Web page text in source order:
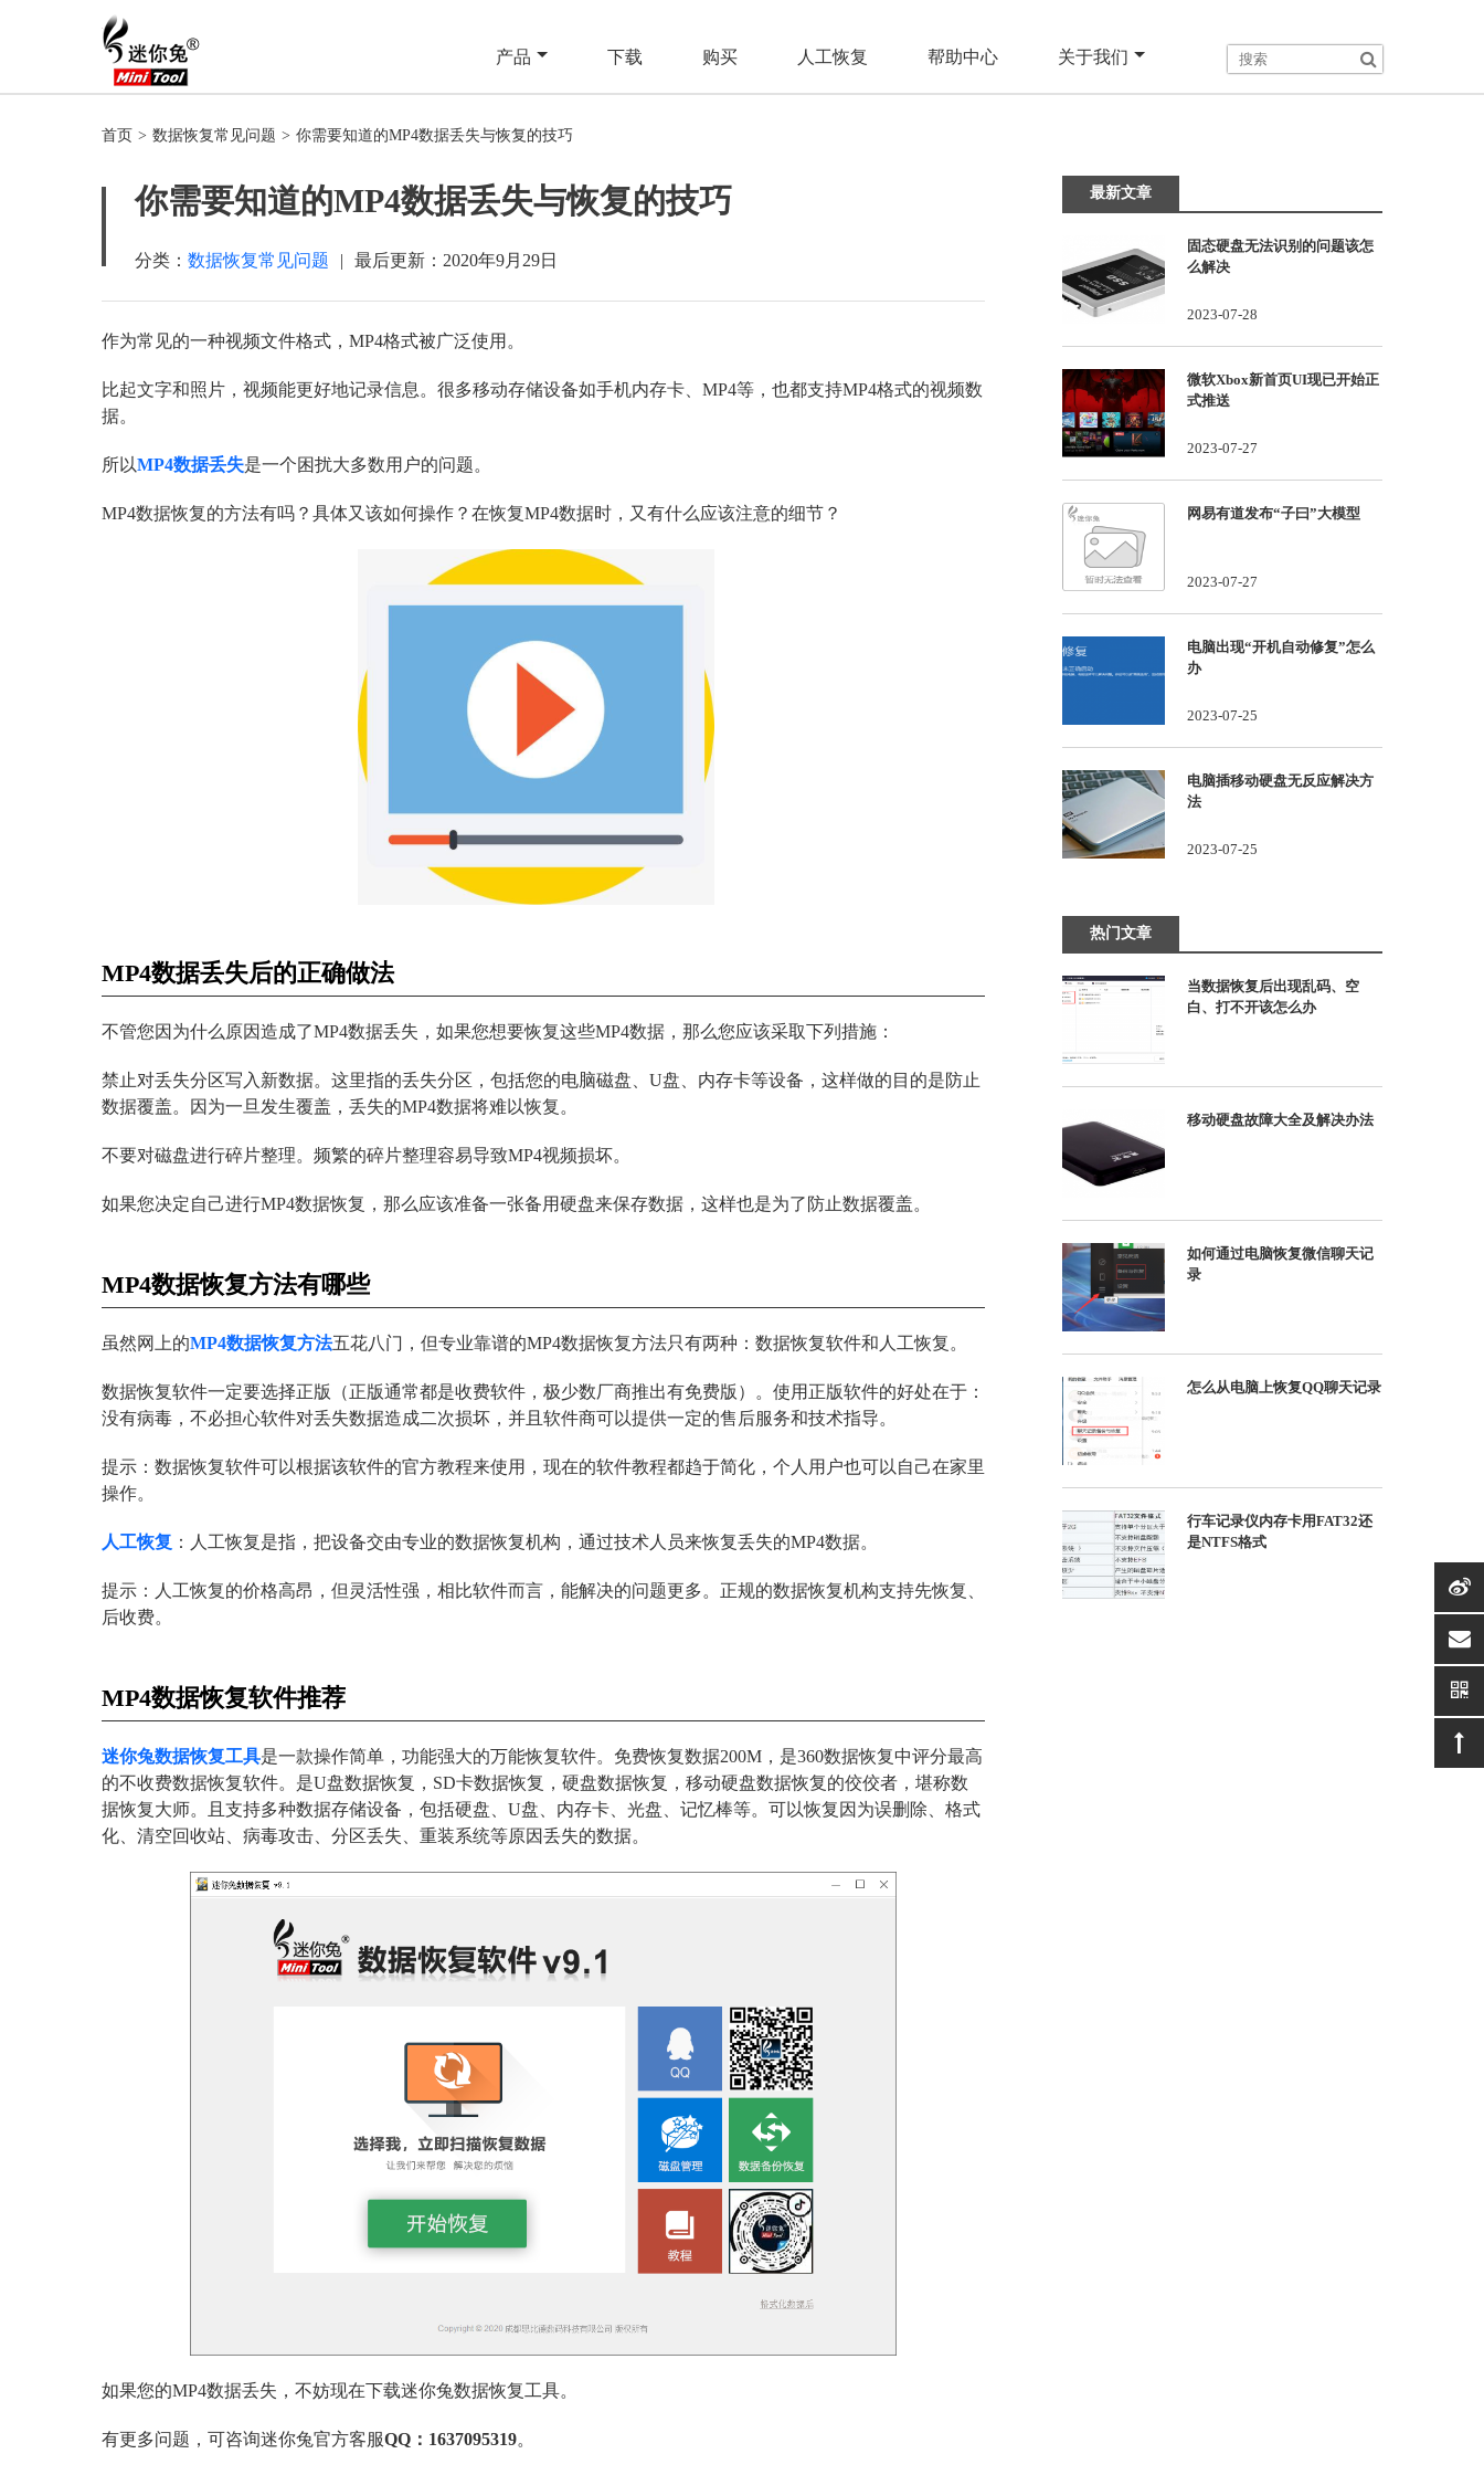
产品 下载 购买 人工恢复 帮助中心 关于我们
首页 > 数据恢复常见问题 > 你需要知道的MP4数据丢失与恢复的技巧
你需要知道的MP4数据丢失与恢复的技巧
分类： 数据恢复常见问题 | 最后更新： 2020年9月29日
作为常见的一种视频文件格式，MP4格式被广泛使用。
比起文字和照片，视频能更好地记录信息。很多移动存储设备如手机内存卡、MP4等，也都支持MP4格式的视频数
据。
所以MP4数据丢失是一个困扰大多数用户的问题。
MP4数据恢复的方法有吗？具体又该如何操作？在恢复MP4数据时，又有什么应该注意的细节？
MP4数据丢失后的正确做法
不管您因为什么原因造成了MP4数据丢失，如果您想要恢复这些MP4数据，那么您应该采取下列措施：
禁止对丢失分区写入新数据。这里指的丢失分区，包括您的电脑磁盘、U盘、内存卡等设备，这样做的目的是防止
数据覆盖。因为一旦发生覆盖，丢失的MP4数据将难以恢复。
不要对磁盘进行碎片整理。频繁的碎片整理容易导致MP4视频损坏。
如果您决定自己进行MP4数据恢复，那么应该准备一张备用硬盘来保存数据，这样也是为了防止数据覆盖。
MP4数据恢复方法有哪些
虽然网上的MP4数据恢复方法五花八门，但专业靠谱的MP4数据恢复方法只有两种：数据恢复软件和人工恢复。
数据恢复软件一定要选择正版（正版通常都是收费软件，极少数厂商推出有免费版）。使用正版软件的好处在于：
没有病毒，不必担心软件对丢失数据造成二次损坏，并且软件商可以提供一定的售后服务和技术指导。
提示：数据恢复软件可以根据该软件的官方教程来使用，现在的软件教程都趋于简化，个人用户也可以自己在家里
操作。
人工恢复 ：人工恢复是指，把设备交由专业的数据恢复机构，通过技术人员来恢复丢失的MP4数据。
提示：人工恢复的价格高昂，但灵活性强，相比软件而言，能解决的问题更多。正规的数据恢复机构支持先恢复、
后收费。
MP4数据恢复软件推荐
迷你兔数据恢复工具是一款操作简单，功能强大的万能恢复软件。免费恢复数据200M，是360数据恢复中评分最高
的不收费数据恢复软件。是U盘数据恢复，SD卡数据恢复，硬盘数据恢复，移动硬盘数据恢复的佼佼者，堪称数
据恢复大师。且支持多种数据存储设备，包括硬盘、U盘、内存卡、光盘、记忆棒等。可以恢复因为误删除、格式
化、清空回收站、病毒攻击、分区丢失、重装系统等原因丢失的数据。
如果您的MP4数据丢失，不妨现在下载迷你兔数据恢复工具。
有更多问题，可咨询迷你兔官方客服QQ：1637095319。
最新文章
固态硬盘无法识别的问题该怎
么解决
2023-07-28
微软Xbox新首页UI现已开始正
式推送
2023-07-27
网易有道发布“子曰”大模型
2023-07-27
电脑出现“开机自动修复”怎么
办
2023-07-25
电脑插移动硬盘无反应解决方
法
2023-07-25
热门文章
当数据恢复后出现乱码、空
白、打不开该怎么办
移动硬盘故障大全及解决办法
如何通过电脑恢复微信聊天记
录
怎么从电脑上恢复QQ聊天记录
行车记录仪内存卡用FAT32还
是NTFS格式